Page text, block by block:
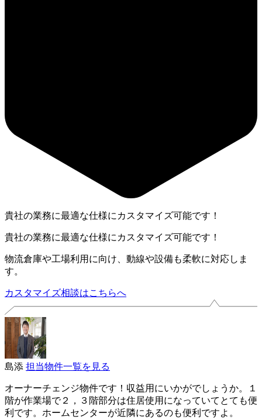
貴社の業務に最適な仕様にカスタマイズ可能です！
貴社の業務に最適な仕様にカスタマイズ可能です！
物流倉庫や工場利用に向け、動線や設備も柔軟に対応しま
す。
カスタマイズ相談はこちらへ
島添 担当物件一覧を見る
オーナーチェンジ物件です！収益用にいかがでしょうか。１
階が作業場で２，３階部分は住居使用になっていてとても便
利です。ホームセンターが近隣にあるのも便利ですよ。